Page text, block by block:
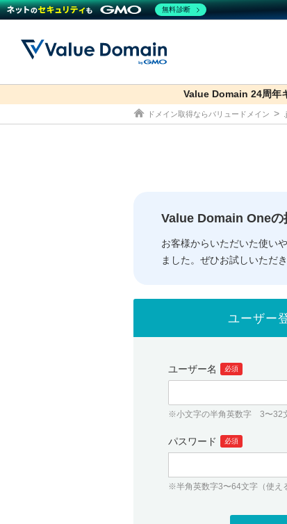
ドメイン
レンタルサーバー
セキュリティ
サービス 従来のバ
従来のバ
Value Domain 24周年
ドメイン取得ならバリュードメイン
Value Domain Oneの
お客様からいただいた使い
ました。ぜひお試しいただ
ユーザー
ユーザー名 必須
※小文字の半角英数字 3〜32
パスワード 必須
※半角英数字3〜64文字（使え
無料診断